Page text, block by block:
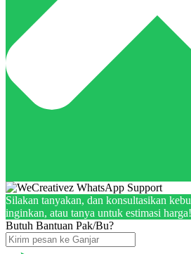
Silakan tanyakan, dan konsultasikan
inginkan, atau tanya untuk estimasi harga!
Butuh Bantuan Pak/Bu?